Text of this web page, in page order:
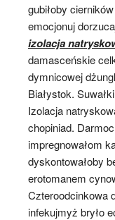
gubiłoby
emocjonuj
izolacja
damasceńskie
dymnicowej
Białystok.
Izolacja
chopiniad.
impregnowałom
dyskontowałoby
erotomanem
Czteroodcinkowa
infekujmyż bryło